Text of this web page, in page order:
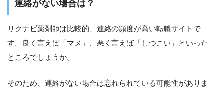
連絡がない場合は？
リクナビ薬剤師は比較的、連絡の頻度が高い転職サイトで
す。良く言えば「マメ」、悪く言えば「しつこい」といった
ところでしょうか。
そのため、連絡がない場合は忘れられている可能性がありま